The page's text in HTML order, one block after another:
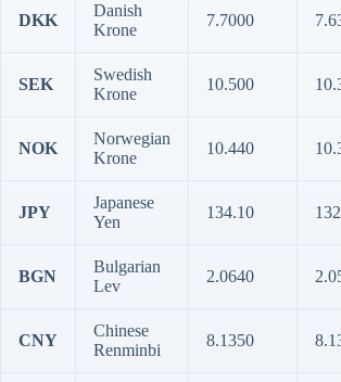
DKK
Danish
Krone
7.7000
SEK
Swedish
Krone
10.500
NOK
Norwegian
Krone
10.440
JPY
Japanese
Yen
134.10
BGN
Bulgarian
Lev
2.0640
CNY
Chinese
Renminbi
8.1350